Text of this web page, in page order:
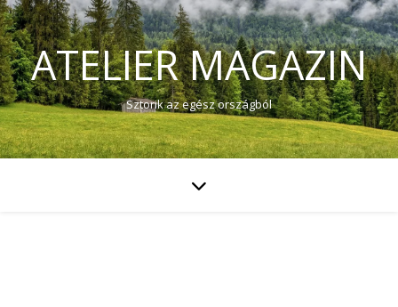
ATELIER MAGAZIN
Sztorik az egész országból